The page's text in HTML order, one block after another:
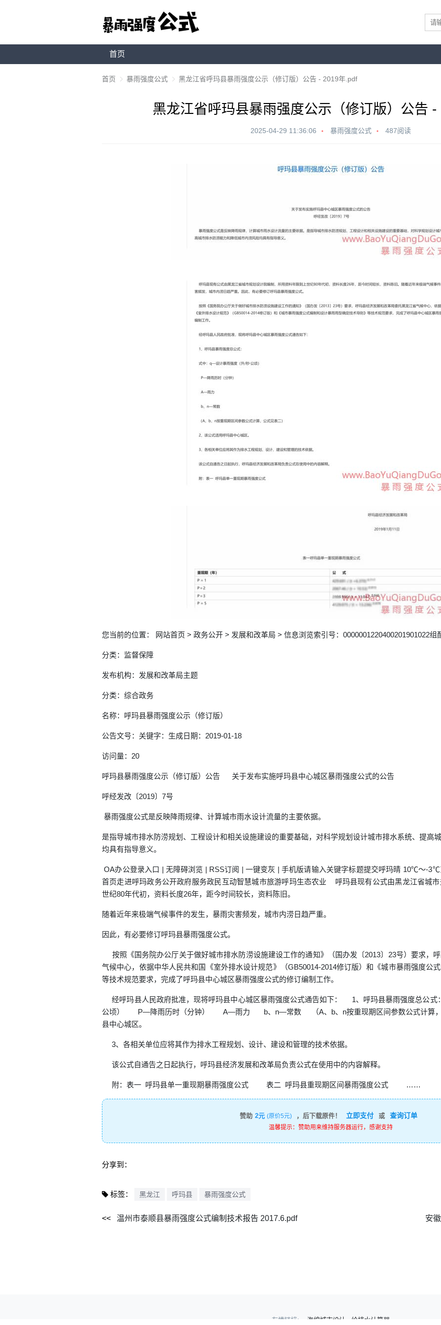
首页
首页 暴雨强度公式 黑龙江省呼玛县暴雨强度公示（修订版）公告 - 2019年.pdf
黑龙江省呼玛县暴雨强度公示（修订版）公告
2025-04-29 11:36:06 暴雨强度公式 487阅读
您当前的位置： 网站首页 > 政务公开 > 发展和改革局 > 信息浏览索引号：0000001220400201901022组
分类：监督保障
发布机构：发展和改革局主题
分类：综合政务
名称：呼玛县暴雨强度公示（修订版）
公告文号：关键字：生成日期：2019-01-18
访问量：20
呼玛县暴雨强度公示（修订版）公告 关于发布实施呼玛县中心城区暴雨强度公式的公告
呼经发改〔2019〕7号
暴雨强度公式是反映降雨规律、计算城市雨水设计流量的主要依据。
是指导城市排水防涝规划、工程设计和相关设施建设的重要基础，对科学规划设计城市排水系统、提高
均具有指导意义。
OA办公登录入口 | 无障碍浏览 | RSS订阅 | 一键变灰 | 手机版请输入关键字标题提交呼玛晴 10℃～-
首页走进呼玛政务公开政府服务政民互动智慧城市旅游呼玛生态农业 呼玛县现有公式由黑龙江省城
世纪80年代初，资料长度26年，距今时间较长，资料陈旧。
随着近年来极端气候事件的发生，暴雨灾害频发，城市内涝日趋严重。
因此，有必要修订呼玛县暴雨强度公式。
按照《国务院办公厅关于做好城市排水防涝设施建设工作的通知》（国办发〔2013〕23号）要求，
气候中心，依据中华人民共和国《室外排水设计规范》（GB50014-2014修订版）和《城市暴雨强度公
等技术规范要求，完成了呼玛县中心城区暴雨强度公式的修订编制工作。
经呼玛县人民政府批准，现将呼玛县中心城区暴雨强度公式通告如下： 1、呼玛县暴雨强度总公
公顷） P—降雨历时（分钟） A—雨力 b、n—常数 （A、b、n按重现期区间参数公式计算，
县中心城区。
3、各相关单位应将其作为排水工程规划、设计、建设和管理的技术依据。
该公式自通告之日起执行，呼玛县经济发展和改革局负责公式在使用中的内容解释。
附：表一 呼玛县单一重现期暴雨强度公式 表二 呼玛县重现期区间暴雨强度公式 ……
赞助 2元 (原价5元) ，后下载原件！ 立即支付 或 查询订单
温馨提示：赞助用来维持服务器运行，感谢支持
分享到：
标签： 黑龙江 呼玛县 暴雨强度公式
温州市泰顺县暴雨强度公式编制技术报告 2017.6.pdf 安
友情链接: 海绵城市设计 给排水计算器